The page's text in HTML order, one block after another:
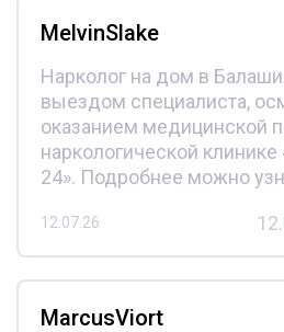
MelvinSlake
Нарколог на дом в
выездом специалиста,
оказанием медицинской
наркологической
24». Подробнее можно
12.07.26
MarcusViort